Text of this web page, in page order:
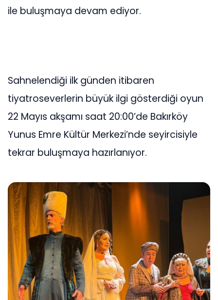
ile buluşmaya devam ediyor.
Sahnelendiği ilk günden itibaren
tiyatroseverlerin büyük ilgi gösterdiği oyun
22 Mayıs akşamı saat 20:00’de Bakırköy
Yunus Emre Kültür Merkezi’nde seyircisiyle
tekrar buluşmaya hazırlanıyor.